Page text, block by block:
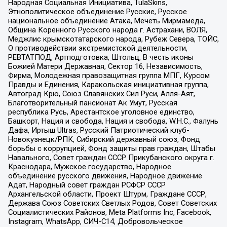
Народная Социальная Инициатива, TulaSkins,
Этнополитическое объединение Русские, Русское
национальное объединение Атака, Мечеть Мирмамеда,
Община Коренного Русского народа г. Астрахани, ВОЛЯ,
Меджлис крымскотатарского народа, Рубеж Севера, ТОЙС,
О противодействии экстремистской деятельности,
РЕВТАТПОД, Артподготовка, Штольц, В честь иконы
Божией Матери Державная, Сектор 16, Независимость,
Фирма, Молодежная правозащитная группа МПГ, Курсом
Правды и Единения, Каракольская инициативная группа,
Автоград Крю, Союз Славянских Сил Руси, Алля-Аят,
Благотворительный пансионат Ак Умут, Русская
республика Русь, Арестантское уголовное единство,
Башкорт, Нация и свобода, Нация и свобода, W.H.С., Фалунь
Дафа, Иртыш Ultras, Русский Патриотический клуб-
Новокузнецк/РПК, Сибирский державный союз, Фонд
борьбы с коррупцией, Фонд защиты прав граждан, Штабы
Навального, Совет граждан СССР Прикубанского округа г.
Краснодара, Мужское государство, Народное
объединение русского движения, Народное движение
Адат, Народный совет граждан РСФСР СССР
Архангельской области, Проект Штурм, Граждане СССР,
Держава Союз Советских Светлых Родов, Совет Советских
Социалистических Районов, Meta Platforms Inc, Facebook,
Instagram, WhatsApp, СИЧ-С14, Добровольческое